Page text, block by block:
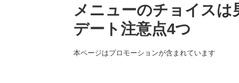
メニューのチョイス
デート注意点4つ
本ページはプロモーションが含まれています